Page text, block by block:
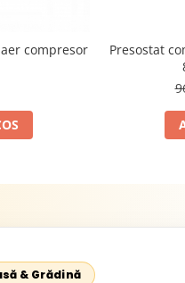
compresor
Presostat
& Grădină